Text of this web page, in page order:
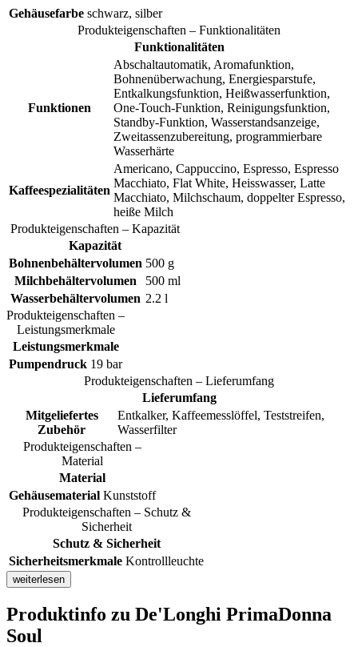
Gehäusefarbe schwarz, silber
Produkteigenschaften – Funktionalitäten
Funktionalitäten
Funktionen
Abschaltautomatik, Aromafunktion,
Bohnenüberwachung, Energiesparstufe,
Entkalkungsfunktion, Heißwasserfunktion,
One-Touch-Funktion, Reinigungsfunktion,
Standby-Funktion, Wasserstandsanzeige,
Zweitassenzubereitung, programmierbare
Wasserhärte
Kaffeespezialitäten
Americano, Cappuccino, Espresso, Espresso
Macchiato, Flat White, Heisswasser, Latte
Macchiato, Milchschaum, doppelter Espresso,
heiße Milch
Produkteigenschaften – Kapazität
Kapazität
Bohnenbehältervolumen 500 g
Milchbehältervolumen
500 ml
Wasserbehältervolumen 2.2 l
Produkteigenschaften –
Leistungsmerkmale
Leistungsmerkmale
Pumpendruck 19 bar
Produkteigenschaften – Lieferumfang
Lieferumfang
Mitgeliefertes
Zubehör
Entkalker, Kaffeemesslöffel, Teststreifen,
Wasserfilter
Produkteigenschaften –
Material
Material
Gehäusematerial Kunststoff
Produkteigenschaften – Schutz &
Sicherheit
Schutz & Sicherheit
Sicherheitsmerkmale Kontrollleuchte
weiterlesen
Produktinfo zu De'Longhi PrimaDonna
Soul